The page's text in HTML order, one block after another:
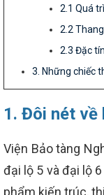
2.1 Quá
2.2
2.3 Đặc
3. Những chiếc
1. Đôi nét về
Viện Bảo tàng
đại lộ 5 và đại lộ
phẩm kiến trúc,